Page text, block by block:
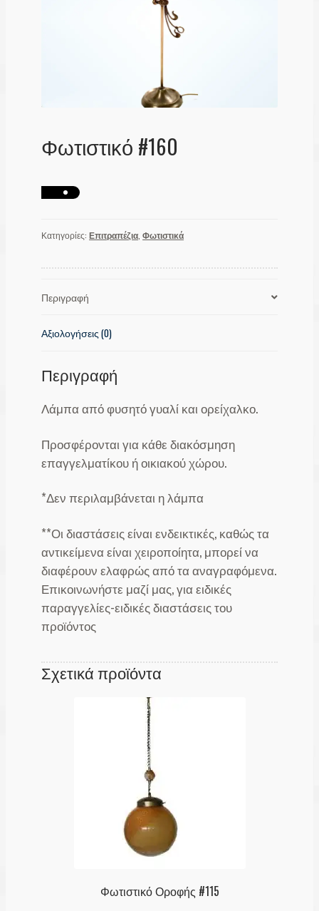
Φωτιστικό #160
Κατηγορίες:Επιτραπέζια ,Φωτιστικά
Περιγραφή
Αξιολογήσεις (0)
Περιγραφή
Λάμπα από φυσητό γυαλί και ορείχαλκο.
Προσφέρονται για κάθε διακόσμηση
επαγγελματίκου ή οικιακού χώρου.
*Δεν περιλαμβάνεται η λάμπα
**Οι διαστάσεις είναι ενδεικτικές, καθώς τα
αντικείμενα είναι χειροποίητα, μπορεί να
διαφέρουν ελαφρώς από τα αναγραφόμενα.
Επικοινωνήστε μαζί μας, για ειδικές
παραγγελίες-ειδικές διαστάσεις του
προϊόντος
Σχετικά προϊόντα
Φωτιστικό Οροφής #115